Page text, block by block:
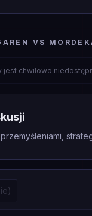
VS
jest chwilowo